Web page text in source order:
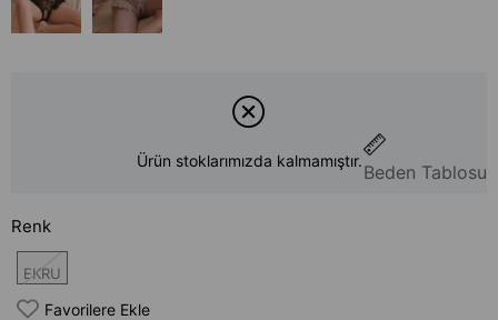
Beden Tablosu
Ürün stoklarımızda kalmamıştır.
Renk
EKRU
Favorilere Ekle